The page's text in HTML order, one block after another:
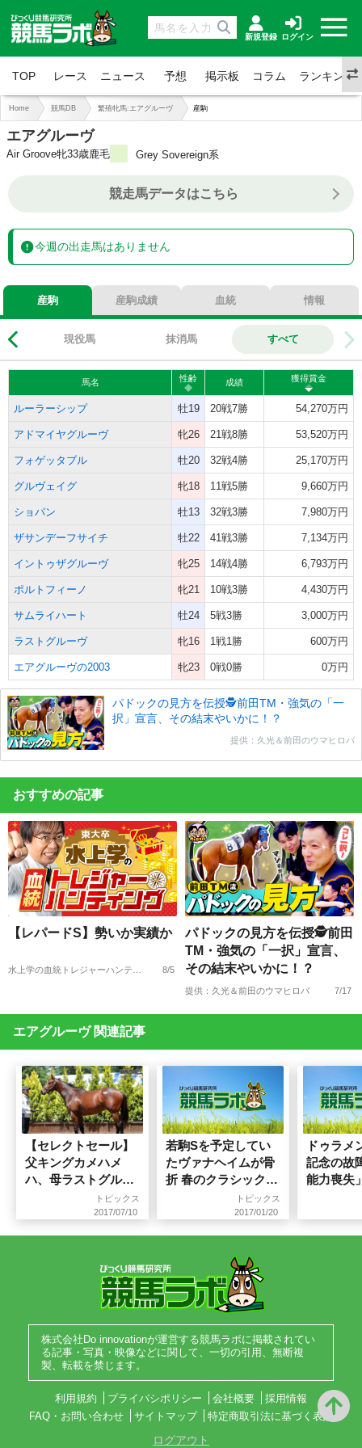
新規登録 ログイン
TOP レース ニュース 予想 掲示板 コラム ランキング
Home 競馬DB 繁殖牝馬:エアグルーヴ 産駒
エアグルーヴ
Air Groove牝33歳鹿毛 Grey Sovereign系
0-0-0-0
連対 0%
複勝
競走馬データはこちら
今週の出走馬はありません
産駒 産駒成績 血統 情報
現役馬 抹消馬 すべて
馬名 性齢 成績 獲得賞金
ルーラーシップ 牡19 20戦7勝 54,270万円
アドマイヤグルーヴ 牝26 21戦8勝 53,520万円
フォゲッタブル 牡20 32戦4勝 25,170万円
グルヴェイグ 牝18 11戦5勝 9,660万円
ショパン 牡13 32戦3勝 7,980万円
ザサンデーフサイチ 牡22 41戦3勝 7,134万円
イントゥザグルーヴ 牝25 14戦4勝 6,793万円
ポルトフィーノ 牝21 10戦3勝 4,430万円
サムライハート 牡24 5戦3勝 3,000万円
ラストグルーヴ 牝16 1戦1勝 600万円
エアグルーヴの2003 牝23 0戦0勝 0万円
パドックの見方を伝授🕵前田TM・強気の「一
択」宣言、その結末やいかに！？
提供：久光＆前田のウマヒロバ
おすすめの記事
【レパードS】勢いか実績か
8/5
パドックの見方を伝授🕵前田
TM・強気の「一択」宣言、
その結末やいかに！？
提供：久光＆前田のウマヒロバ 7/17
エアグルーヴ 関連記事
【セレクトセール】
父キングカメハメ
ハ、母ラストグルー
ヴの牡馬は1億2500
トピックス
2017/07/10
若駒Sを予定してい
たヴァナヘイムが骨
折 春のクラシックは
トピックス
2017/01/20
ドゥラメ
記念の故
能力喪失
株式会社Do innovationが運営する競馬ラボに掲載されてい
る記事・写真・映像などに関して、一切の引用、無断複
製、転載を禁じます。
利用規約 プライバシポリシー 会社概要
採用情報
FAQ・お問い合わせ
サイトマップ 特定商取引法に基づく表記
ログアウト